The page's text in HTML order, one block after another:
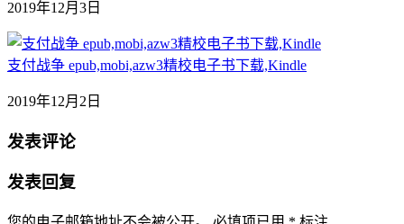
2019年12月3日
支付战争 epub,mobi,azw3精校电子书下载,Kindle
2019年12月2日
发表评论
发表回复